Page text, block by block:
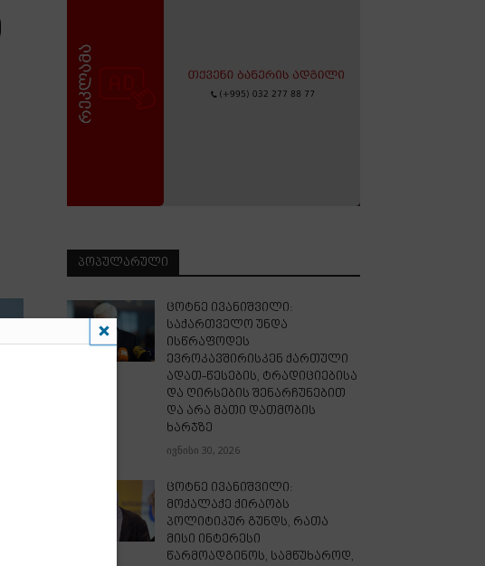
ᲞᲝᲞᲣᲚᲐᲠᲣᲚᲘ
ცოტნე ივანიშვილი:
საქართველო უნდა
ისწრაფოდეს
ევროკავშირისკენ ქართული
ადათ-წესების, ტრადიციებისა
და ღირსების შენარჩუნებით
და არა მათი დათმობის
ხარჯზე
ივნისი 30, 2026
ცოტნე ივანიშვილი:
მოქალაქე ქირაობს
პოლიტიკურ გუნდს, რათა
მისი ინტერესი
წარმოადგინოს, სამწუხაროდ,